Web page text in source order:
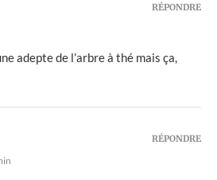
adepte de l’arbre à thé mais ça,
RÉPONDRE
RÉPONDRE